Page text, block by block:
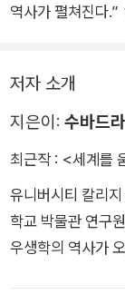
는 사람은 한 명도
찾아 일생을 바친
3장 ‘펜은 칼보다
하는데, 한 조합원
높였을지는 모르나
동자들이 이런 식
의 주류적인 사고
더 높은 효율성을
건, 또는 효율성에
효율성에 집착한
장 행복하다고 주
삭제된 진실
랙풋족의 이웃이
다. 출입이 제한되
임없이 침범하는
역사가 펼쳐진다.”
저자 소개
지은이: 수바드
최근작 : <세계를
유니버시티 칼리
학교 박물관 연구
우생학의 역사가